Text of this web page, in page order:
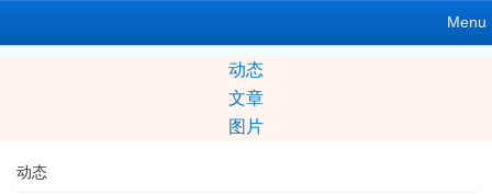
Menu
动态
文章
图片
动态